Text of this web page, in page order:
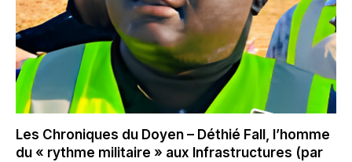
Les Chroniques du Doyen – Déthié Fall, l’homme
du « rythme militaire » aux Infrastructures (par